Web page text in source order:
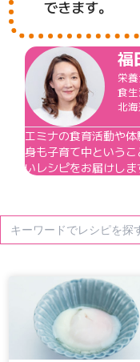
できます。
福
栄
食
北
エミナの食育活動や
身も子育て中という
いレシピをお届けしま
Search
for: